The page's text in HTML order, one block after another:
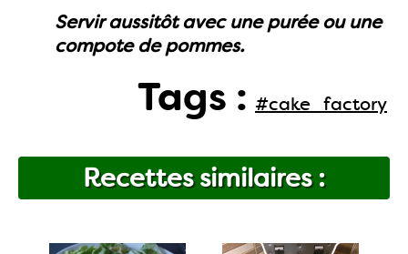
Servir aussitôt avec une purée ou une
compote de pommes.
Tags : #cake_factory
Recettes similaires :